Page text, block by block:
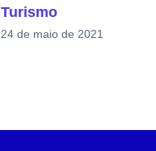
Turismo
24 de maio de 2021